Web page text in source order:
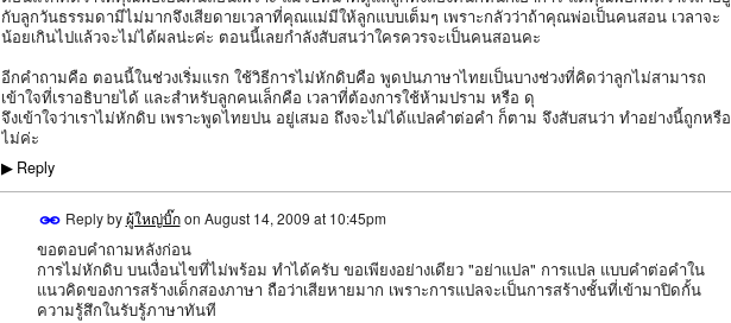
กับลูกวันธรรมดามีไม่มากจึงเสียดายเวลาที่คุณแม่มีให้ลูกแบบเต็มๆ เพราะกลัวว่าถ้าคุณพ่อเป็นคนสอน เวลาจะ
น้อยเกินไปแล้วจะไม่ได้ผลน่ะค่ะ ตอนนี้เลยกำลังสับสนว่าใครควรจะเป็นคนสอนคะ
อีกคำถามคือ ตอนนี้ในช่วงเริ่มแรก ใช้วิธีการไม่หักดิบคือ พูดปนภาษาไทยเป็นบางช่วงที่คิดว่าลูกไม่สามารถ
เข้าใจที่เราอธิบายได้ และสำหรับลูกคนเล็กคือ เวลาที่ต้องการใช้ห้ามปราม หรือ ดุ
จึงเข้าใจว่าเราไม่หักดิบ เพราะพูดไทยปน อยู่เสมอ ถึงจะไม่ได้แปลคำต่อคำ ก็ตาม จึงสับสนว่า ทำอย่างนี้ถูกหรือ
ไม่ค่ะ
▶Reply
Reply byผู้ใหญ่บิ๊กon August 14, 2009 at 10:45pm
ขอตอบคำถามหลังก่อน
การไม่หักดิบ บนเงื่อนไขที่ไม่พร้อม ทำได้ครับ ขอเพียงอย่างเดียว "อย่าแปล" การแปล แบบคำต่อคำใน
แนวคิดของการสร้างเด็กสองภาษา ถือว่าเสียหายมาก เพราะการแปลจะเป็นการสร้างชั้นที่เข้ามาปิดกั้น
ความรู้สึกในรับรู้ภาษาทันที